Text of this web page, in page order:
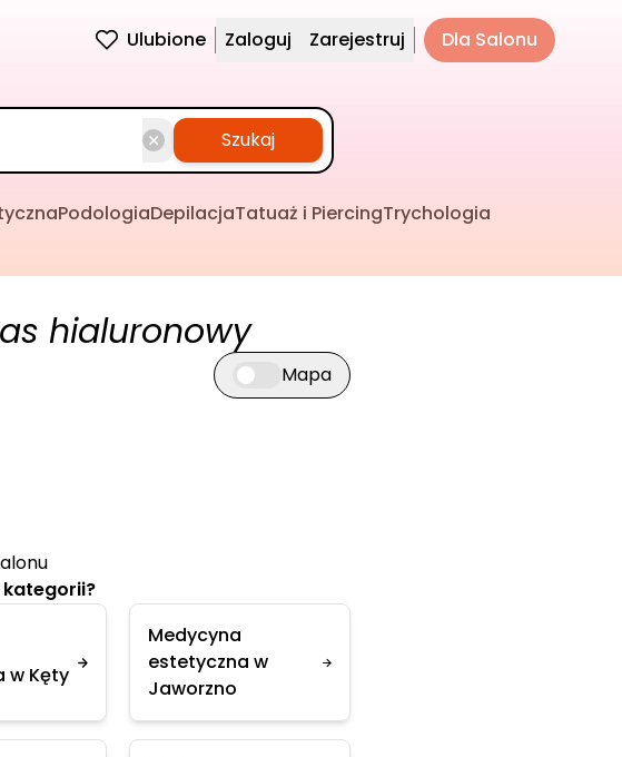
Ulubione Zaloguj Zarejestruj Dla Salonu
Szukaj
PodologiaDepilacjaTatuaż i PiercingTrychologia
hialuronowy
Przełącz widok mapy
Mapa
kategorii?
w Kęty
Medycyna
estetyczna w
Jaworzno